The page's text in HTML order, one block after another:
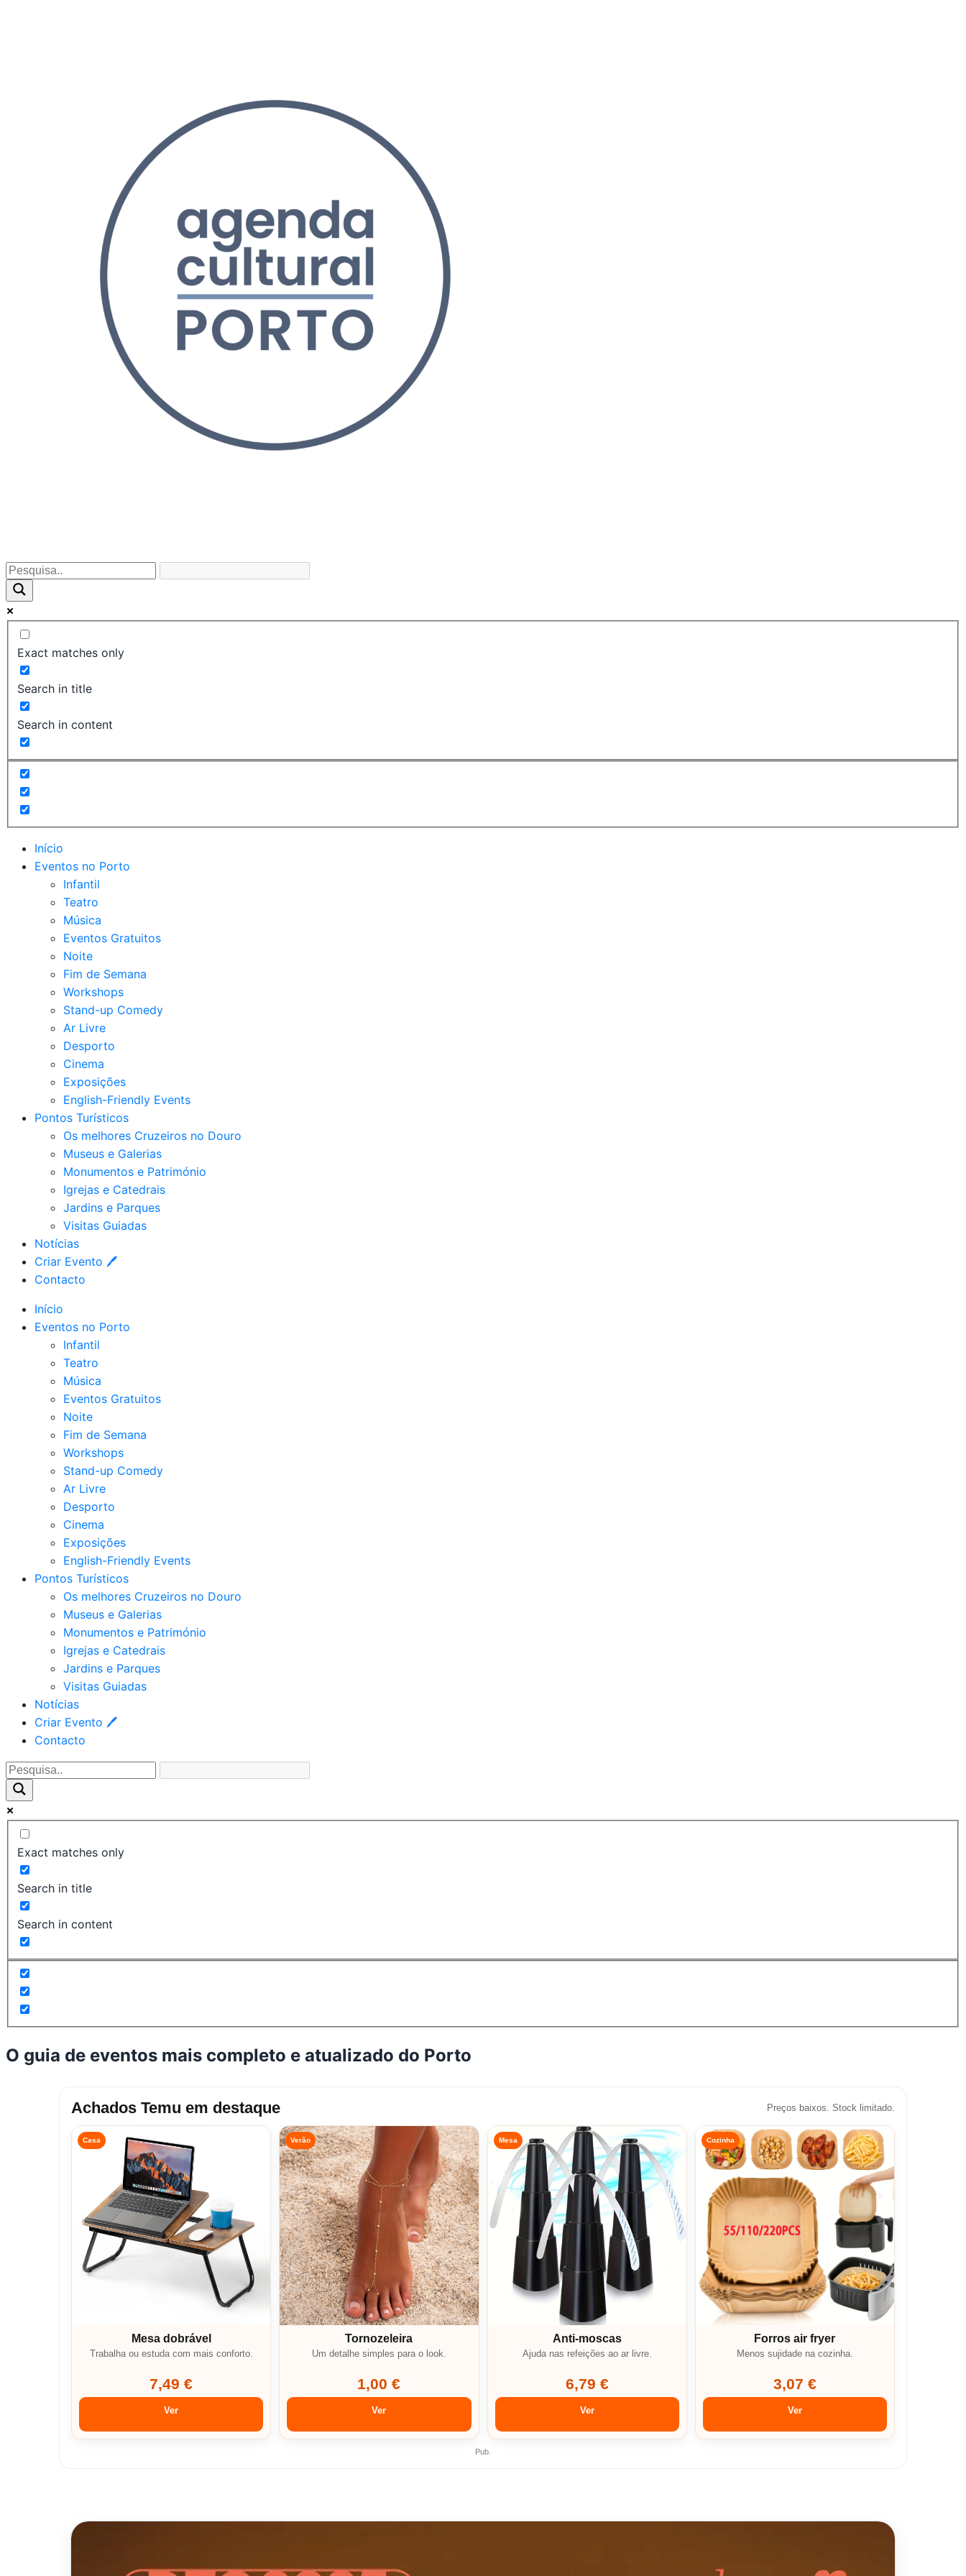
Exact matches only
Search in title
Search in content
Início
Eventos no Porto
Infantil
Teatro
Música
Eventos Gratuitos
Noite
Fim de Semana
Workshops
Stand-up Comedy
Ar Livre
Desporto
Cinema
Exposições
English-Friendly Events
Pontos Turísticos
Os melhores Cruzeiros no Douro​
Museus e Galerias
Monumentos e Património
Igrejas e Catedrais
Jardins e Parques
Visitas Guiadas
Notícias
Criar Evento 🖊
Contacto
Início
Eventos no Porto
Infantil
Teatro
Música
Eventos Gratuitos
Noite
Fim de Semana
Workshops
Stand-up Comedy
Ar Livre
Desporto
Cinema
Exposições
English-Friendly Events
Pontos Turísticos
Os melhores Cruzeiros no Douro​
Museus e Galerias
Monumentos e Património
Igrejas e Catedrais
Jardins e Parques
Visitas Guiadas
Notícias
Criar Evento 🖊
Contacto
Exact matches only
Search in title
Search in content
O guia de eventos mais completo e atualizado do Porto
Achados Temu em destaque Preços baixos. Stock limitado.
Casa
Mesa dobrável
Trabalha ou estuda com mais conforto.
7,49 €
Ver
Verão
Tornozeleira
Um detalhe simples para o look.
1,00 €
Ver
Mesa
Anti-moscas
Ajuda nas refeições ao ar livre.
6,79 €
Ver
Cozinha
Forros air fryer
Menos sujidade na cozinha.
3,07 €
Ver
Pub.